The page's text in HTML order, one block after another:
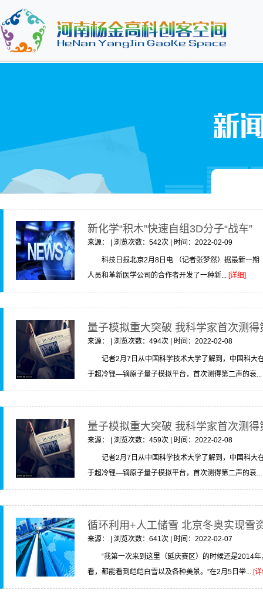
新化学“积木”快速自组3D分子“战车”
来源： | 浏览次数：542次 | 时间：2022-02-09
科技日报北京2月8日电 （记者张梦然）据最新一
人员和革新医学公司的合作者开发了一种新... [详细]
量子模拟重大突破 我科学家首次测得
来源： | 浏览次数：494次 | 时间：2022-02-08
记者2月7日从中国科学技术大学了解到，中国科
于超冷锂—镝原子量子模拟平台，首次测得第二声的衰...
量子模拟重大突破 我科学家首次测得
来源： | 浏览次数：459次 | 时间：2022-02-08
记者2月7日从中国科学技术大学了解到，中国科
于超冷锂—镝原子量子模拟平台，首次测得第二声的衰...
循环利用+人工储雪 北京冬奥实现雪
来源： | 浏览次数：641次 | 时间：2022-02-07
“我第一次来到这里（延庆赛区）的时候还是2014
看，都能看到皑皑白雪以及各种美景。”在2月5日举... [